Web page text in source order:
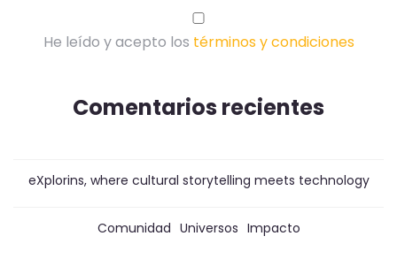
He leído y acepto los términos y condiciones
Comentarios recientes
eXplorins, where cultural storytelling meets technology
Comunidad Universos Impacto